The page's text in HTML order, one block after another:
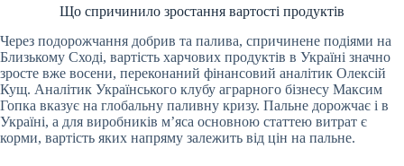
Що спричинило зростання вартості продуктів
Через подорожчання добрив та палива, спричинене подіями на
Близькому Сході, вартість харчових продуктів в Україні значно
зросте вже восени, переконаний фінансовий аналітик Олексій
Кущ. Аналітик Українського клубу аграрного бізнесу Максим
Гопка вказує на глобальну паливну кризу. Пальне дорожчає і в
Україні, а для виробників м’яса основною статтею витрат є
корми, вартість яких напряму залежить від цін на пальне.